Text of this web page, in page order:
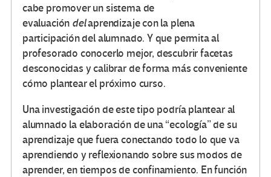
cabe promover un sistema de
evaluación delaprendizaje con la plena
participación del alumnado. Y que permita al
profesorado conocerlo mejor, descubrir facetas
desconocidas y calibrar de forma más conveniente
cómo plantear el próximo curso.
Una investigación de este tipo podría plantear al
alumnado la elaboración de una “ecología” de su
aprendizaje que fuera conectando todo lo que va
aprendiendo y reflexionando sobre sus modos de
aprender, en tiempos de confinamiento. En función